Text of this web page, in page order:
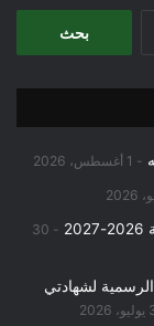
1 أغسطس، 2026
30
الرسمية لشهادتي